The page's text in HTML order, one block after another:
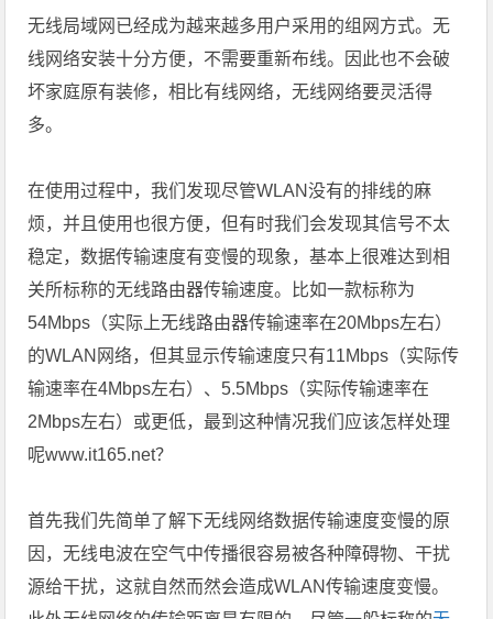
无线局域网已经成为越来越多用户采用的组网方式。无
线网络安装十分方便，不需要重新布线。因此也不会破
坏家庭原有装修，相比有线网络，无线网络要灵活得
多。
在使用过程中，我们发现尽管WLAN没有的排线的麻
烦，并且使用也很方便，但有时我们会发现其信号不太
稳定，数据传输速度有变慢的现象，基本上很难达到相
关所标称的无线路由器传输速度。比如一款标称为
54Mbps（实际上无线路由器传输速率在20Mbps左右）
的WLAN网络，但其显示传输速度只有11Mbps（实际传
输速率在4Mbps左右）、5.5Mbps（实际传输速率在
2Mbps左右）或更低，最到这种情况我们应该怎样处理
呢www.it165.net？
首先我们先简单了解下无线网络数据传输速度变慢的原
因，无线电波在空气中传播很容易被各种障碍物、干扰
源给干扰，这就自然而然会造成WLAN传输速度变慢。